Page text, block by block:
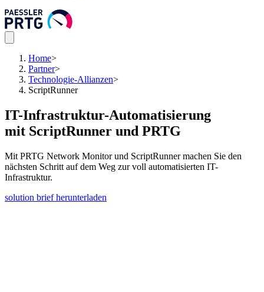
Home>
Partner>
Technologie-Allianzen>
ScriptRunner
IT-Infrastruktur-Automatisierung
mit ScriptRunner und PRTG
Mit PRTG Network Monitor und ScriptRunner machen Sie den
nächsten Schritt auf dem Weg zur voll automatisierten IT-
Infrastruktur.
solution brief herunterladen